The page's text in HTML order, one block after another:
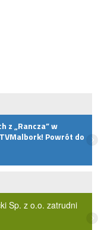
z „Rancza” w
Powrót do
Sp. z o.o. zatrudni